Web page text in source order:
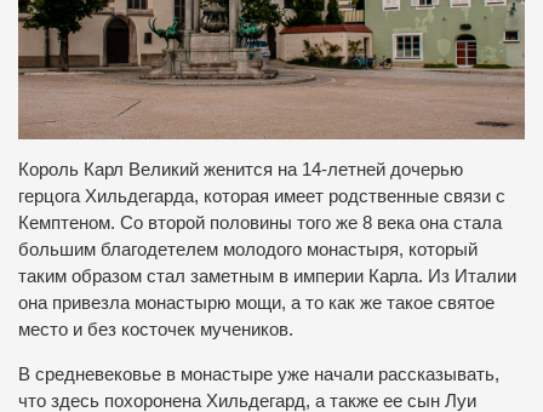
Король Карл Великий женится на 14-летней дочерью
герцога Хильдегарда, которая имеет родственные связи с
Кемптеном. Со второй половины того же 8 века она стала
большим благодетелем молодого монастыря, который
таким образом стал заметным в империи Карла. Из Италии
она привезла монастырю мощи, а то как же такое святое
место и без косточек мучеников.
В средневековье в монастыре уже начали рассказывать,
что здесь похоронена Хильдегард, а также ее сын Луи